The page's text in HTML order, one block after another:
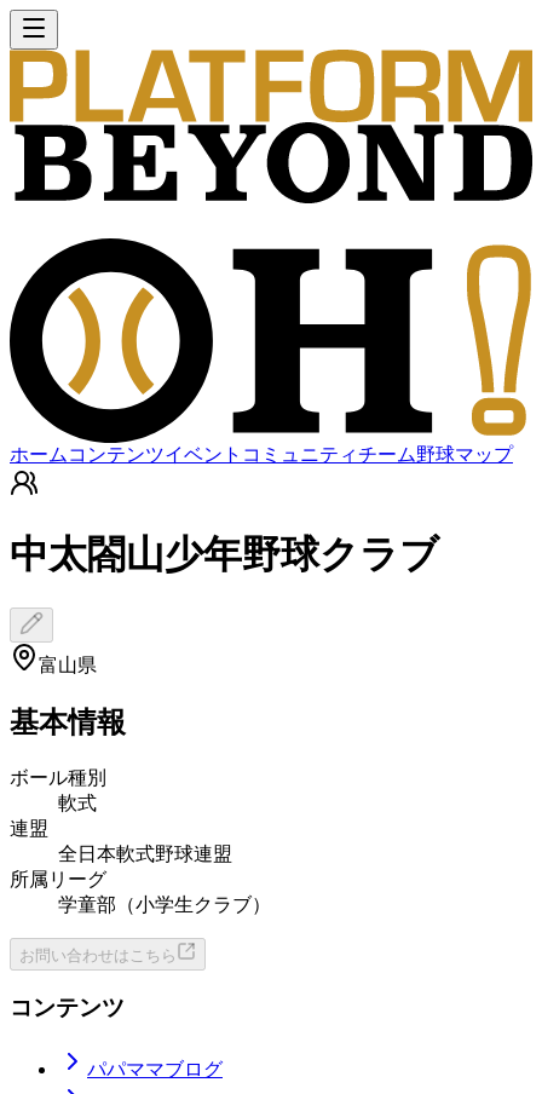
ホーム コンテンツイベント コミュニティチーム野球マップ
中太閤山少年野球クラブ
富山県
基本情報
ボール種別
軟式
連盟
全日本軟式野球連盟
所属リーグ
学童部（小学生クラブ）
お問い合わせはこちら
コンテンツ
パパママブログ